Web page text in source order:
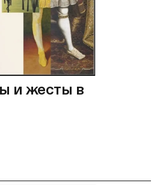
и жесты в